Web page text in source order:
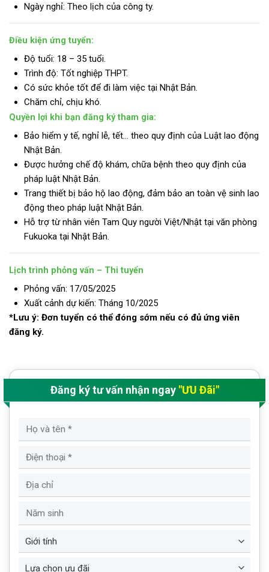
Ngày nghỉ: Theo lịch của công ty.
Điều kiện ứng tuyển:
Độ tuổi: 18 – 35 tuổi.
Trình độ: Tốt nghiệp THPT.
Có sức khỏe tốt để đi làm việc tại Nhật Bản.
Chăm chỉ, chịu khó.
Quyền lợi khi bạn đăng ký tham gia:
Bảo hiểm y tế, nghỉ lễ, tết… theo quy định của Luật lao động
Nhật Bản.
Được hưởng chế độ khám, chữa bệnh theo quy định của
pháp luật Nhật Bản.
Trang thiết bị bảo hộ lao động, đảm bảo an toàn vệ sinh lao
động theo pháp luật Nhật Bản.
Hỗ trợ từ nhân viên Tam Quy người Việt/Nhật tại văn phòng
Fukuoka tại Nhật Bản.
Lịch trình phỏng vấn – Thi tuyển
Phỏng vấn: 17/05/2025
Xuất cảnh dự kiến: Tháng 10/2025
*Lưu ý: Đơn tuyển có thể đóng sớm nếu có đủ ứng viên
đăng ký.
Đăng ký tư vấn nhận ngay "ƯU Đãi"